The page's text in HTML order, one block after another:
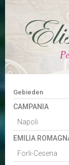
Gebieden
CAMPANIA
Napoli
EMILIA
Forli-Cesena